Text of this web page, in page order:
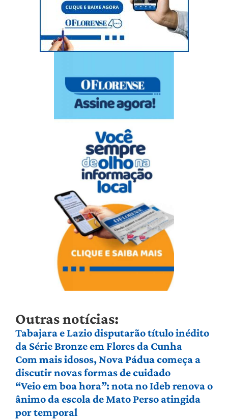
Outras notícias:
Tabajara e Lazio disputarão título inédito
da Série Bronze em Flores da Cunha
Com mais idosos, Nova Pádua começa a
discutir novas formas de cuidado
“Veio em boa hora”: nota no Ideb renova o
ânimo da escola de Mato Perso atingida
por temporal